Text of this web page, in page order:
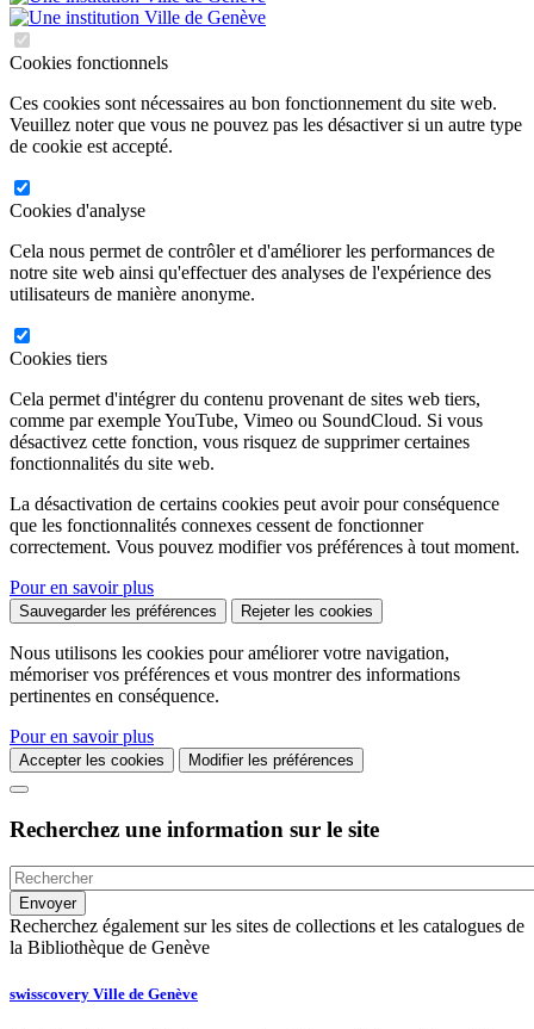
Cookies fonctionnels
Ces cookies sont nécessaires au bon fonctionnement du site web.
Veuillez noter que vous ne pouvez pas les désactiver si un autre type
de cookie est accepté.
Cookies d'analyse
Cela nous permet de contrôler et d'améliorer les performances de
notre site web ainsi qu'effectuer des analyses de l'expérience des
utilisateurs de manière anonyme.
Cookies tiers
Cela permet d'intégrer du contenu provenant de sites web tiers,
comme par exemple YouTube, Vimeo ou SoundCloud. Si vous
désactivez cette fonction, vous risquez de supprimer certaines
fonctionnalités du site web.
La désactivation de certains cookies peut avoir pour conséquence
que les fonctionnalités connexes cessent de fonctionner
correctement. Vous pouvez modifier vos préférences à tout moment.
Pour en savoir plus
Sauvegarder les préférences Rejeter les cookies
Nous utilisons les cookies pour améliorer votre navigation,
mémoriser vos préférences et vous montrer des informations
pertinentes en conséquence.
Pour en savoir plus
Accepter les cookies Modifier les préférences
Recherchez une information sur le site
Recherchez également sur les sites de collections et les catalogues de
la Bibliothèque de Genève
swisscovery Ville de Genève